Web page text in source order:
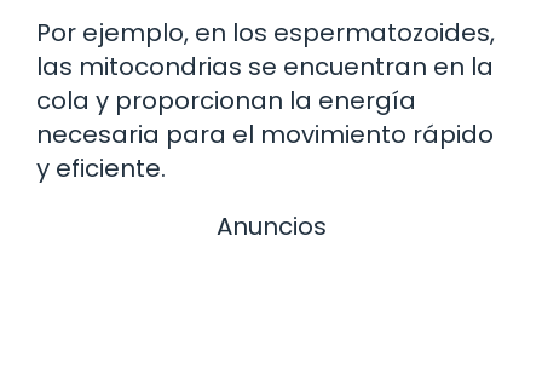
Por ejemplo, en los espermatozoides,
las mitocondrias se encuentran en la
cola y proporcionan la energía
necesaria para el movimiento rápido
y eficiente.
Anuncios